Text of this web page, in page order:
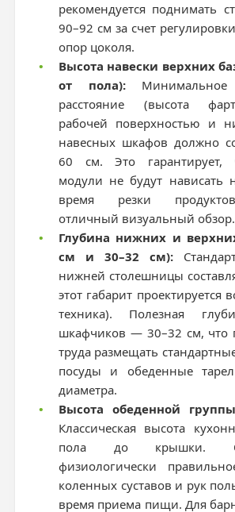
рекомендуется поднимать
90–92 см за счет
опор цоколя.
•
Высота навески верхних
от пола):Минимальное
расстояние (высота
рабочей поверхностью и
навесных шкафов должно
60 см. Это гарантирует,
модули не будут нависать
время резки
отличный визуальный обзор.
•
Глубина нижних и
см и 30–32 см):
нижней столешницы
этот габарит проектируется
техника). Полезная
шкафчиков — 30–32 см, что
труда размещать
посуды и обеденные
диаметра.
•
Высота обеденной
Классическая высота
пола до крышки.
физиологически
коленных суставов и рук
время приема пищи. Для